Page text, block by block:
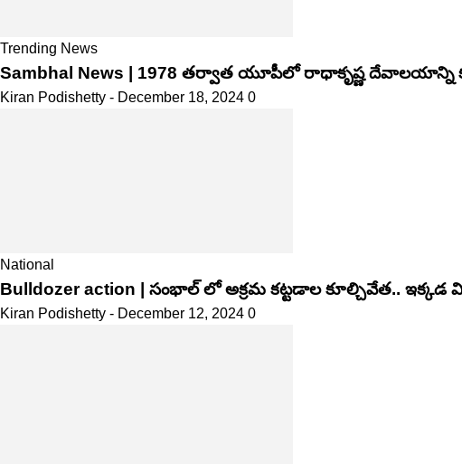
Trending News
Sambhal News | 1978 తర్వాత యూపీలో రాధాకృష్ణ దేవాలయాన్ని
Kiran Podishetty - December 18, 2024 0
National
Bulldozer action | సంభాల్ లో అక్ర‌మ క‌ట్ట‌డాల కూల్చివేత‌.. ఇక్క‌డ
Kiran Podishetty - December 12, 2024 0